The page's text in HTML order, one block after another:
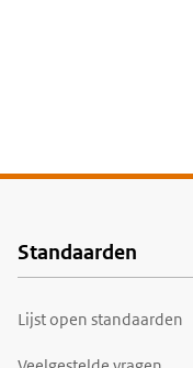
Voet
Standaarden
Lijst open standaarden